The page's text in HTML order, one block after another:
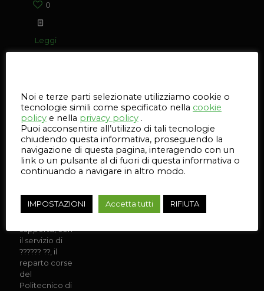
0
Leggi
1 Giugno 2023
WE ARE DYNAMIΣ
Anche
quest'anno
supporta, con
il servizio di
?????? ??, il
reparto corse
del
Politecnico di
Noi e terze parti selezionate utilizziamo cookie o
tecnologie simili come specificato nella cookie
policy e nella privacy policy .
Puoi acconsentire all’utilizzo di tali tecnologie
chiudendo questa informativa, proseguendo la
navigazione di questa pagina, interagendo con un
link o un pulsante al di fuori di questa informativa o
continuando a navigare in altro modo.
IMPOSTAZIONI Accetta tutti RIFIUTA